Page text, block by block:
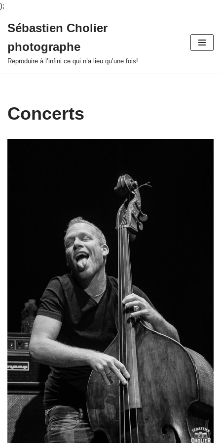
);
au
contenu
Sébastien Cholier
photographe
Reproduire à l’infini ce qui n’a lieu qu’une fois!
Concerts